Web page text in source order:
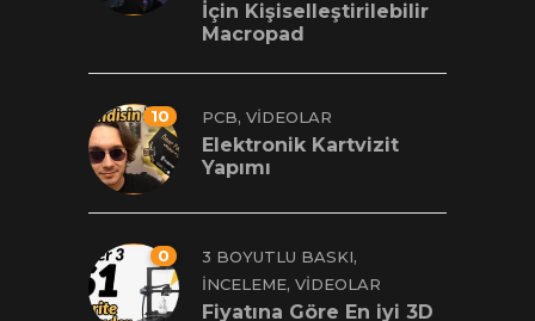
İçin Kişiselleştirilebilir
Macropad
10 PCB, VIDEOLAR
Elektronik Kartvizit
Yapımı
0 3 BOYUTLU BASKI,
İNCELEME, VIDEOLAR
Fiyatına Göre En iyi 3D